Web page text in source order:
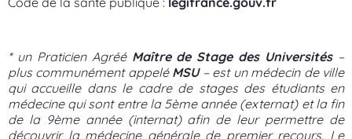
*un Praticien Agréé Maître de Stage des Universités–
plus communément appelé MSU– est un médecin de ville
qui accueille dans le cadre de stages des étudiants en
médecine qui sont entre la 5ème année (externat) et la fin
de la 9ème année (internat) afin de leur permettre de
découvrir la médecine générale de premier recours. Le